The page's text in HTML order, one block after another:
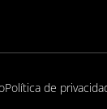
Política de